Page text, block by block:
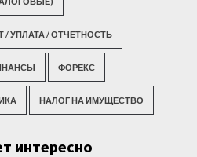
УПЛАТА / ОТЧЕТНОСТЬ
ФОРЕКС
НАЛОГ НА ИМУЩЕСТВО
интересно